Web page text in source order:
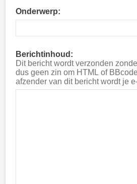
Onderwerp:
Berichtinhoud:
Dit bericht wordt verzonden
dus geen zin om HTML of
afzender van dit bericht wordt je